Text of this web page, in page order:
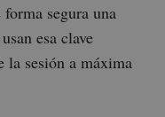
segura una
esa clave
la sesión a máxima